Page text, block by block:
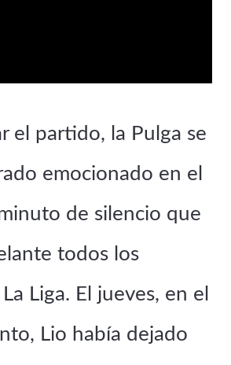
y
V
i
d
o
el partido, la Pulga se
emocionado en el
de silencio que
todos los
Liga. El jueves, en el
Lio había dejado